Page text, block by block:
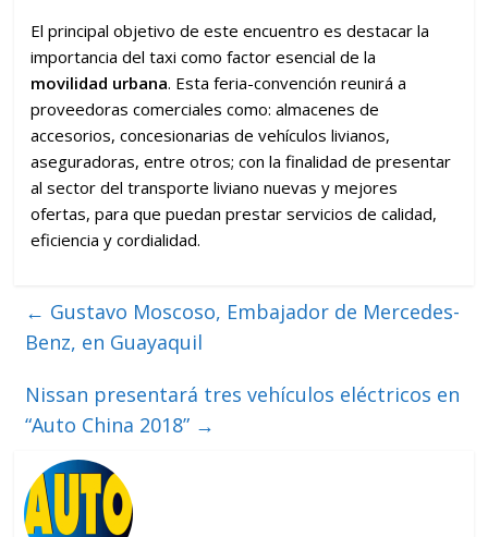
El principal objetivo de este encuentro es destacar la
importancia del taxi como factor esencial de la
movilidad urbana. Esta feria-convención reunirá a
proveedoras comerciales como: almacenes de
accesorios, concesionarias de vehículos livianos,
aseguradoras, entre otros; con la finalidad de presentar
al sector del transporte liviano nuevas y mejores
ofertas, para que puedan prestar servicios de calidad,
eficiencia y cordialidad.
← Gustavo Moscoso, Embajador de Mercedes-
Benz, en Guayaquil
Nissan presentará tres vehículos eléctricos en
“Auto China 2018” →